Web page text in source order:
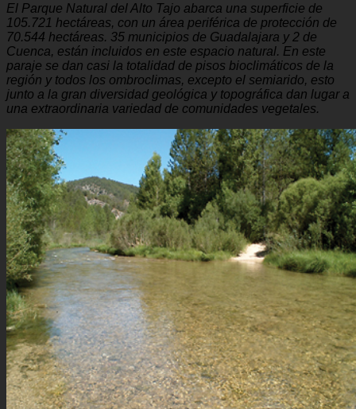
El Parque Natural del Alto Tajo abarca una superficie de
105.721 hectáreas, con un área periférica de protección de
70.544 hectáreas. 35 municipios de Guadalajara y 2 de
Cuenca, están incluidos en este espacio natural. En este
paraje se dan casi la totalidad de pisos bioclimáticos de la
región y todos los ombroclimas, excepto el semiarido, esto
junto a la gran diversidad geológica y topográfica dan lugar a
una extraordinaria variedad de comunidades vegetales.